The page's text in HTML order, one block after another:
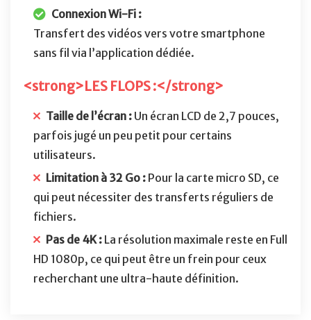
Connexion Wi-Fi :
Transfert des vidéos vers votre smartphone
sans fil via l’application dédiée.
<strong>LES FLOPS :</strong>
Taille de l’écran : Un écran LCD de 2,7 pouces,
parfois jugé un peu petit pour certains
utilisateurs.
Limitation à 32 Go : Pour la carte micro SD, ce
qui peut nécessiter des transferts réguliers de
fichiers.
Pas de 4K : La résolution maximale reste en Full
HD 1080p, ce qui peut être un frein pour ceux
recherchant une ultra-haute définition.